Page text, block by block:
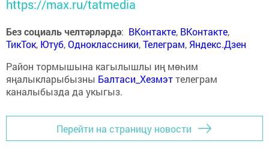
https://max.ru/tatmedia
Без социаль челтәрләрдә: ВКонтакте, ВКонтакте,
ТикТок, Ютуб,Одноклассники,Телеграм, Яндекс.Дзен
Район тормышына кагылышлы иң мөһим
яңалыкларыбызны Балтаси_Хезмэттелеграм
каналыбызда да укыгыз.
Перейти на страницу новости